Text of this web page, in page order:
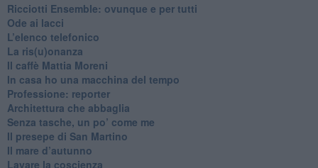
​Ricciotti Ensemble: ovunque e per tutti
Ode ai lacci
​L’elenco telefonico
​La ris(u)onanza
​Il caffè Mattia Moreni
​In casa ho una macchina del tempo
Professione: reporter
Architettura che abbaglia
​Senza tasche, un po’ come me
​Il presepe di San Martino
​Il mare d’autunno
​Lavare la coscienza